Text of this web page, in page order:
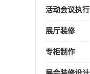
活动会议执行
展厅装修
专柜制作